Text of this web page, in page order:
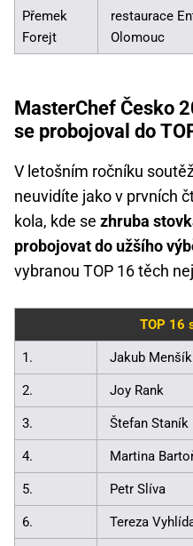
Přemek
Forejt
restaurace
Olomouc
MasterChef Česko
se probojoval do
V letošním ročníku
neuvidíte jako v prvních
kola, kde se zhruba
probojovat do užšího
vybranou TOP 16 těch
TOP 16
1. Jakub Menšík
2. Joy Rank
3. Štefan Staník
4. Martina
5. Petr Slíva
6. Tereza